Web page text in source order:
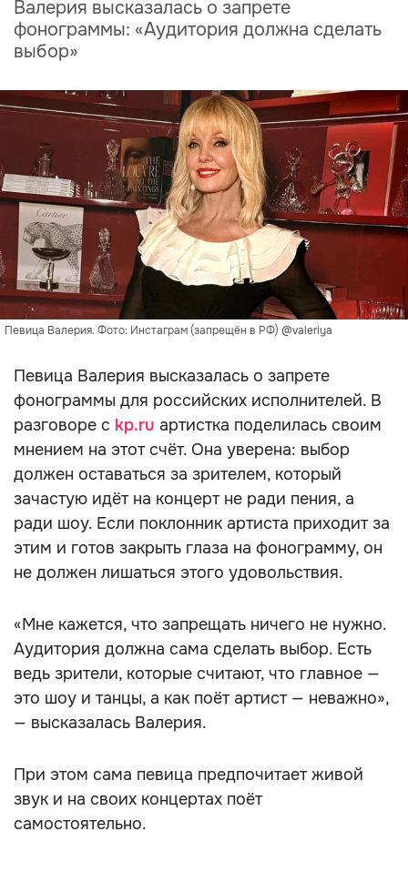
Валерия высказалась о запрете
фонограммы: «Аудитория должна сделать
выбор»
Певица Валерия. Фото: Инстаграм (запрещён в РФ) @valeriya
Певица Валерия высказалась о запрете
фонограммы для российских исполнителей. В
разговоре с kp.ru артистка поделилась своим
мнением на этот счёт. Она уверена: выбор
должен оставаться за зрителем, который
зачастую идёт на концерт не ради пения, а
ради шоу. Если поклонник артиста приходит за
этим и готов закрыть глаза на фонограмму, он
не должен лишаться этого удовольствия.
«Мне кажется, что запрещать ничего не нужно.
Аудитория должна сама сделать выбор. Есть
ведь зрители, которые считают, что главное —
это шоу и танцы, а как поёт артист — неважно»,
— высказалась Валерия.
При этом сама певица предпочитает живой
звук и на своих концертах поёт
самостоятельно.